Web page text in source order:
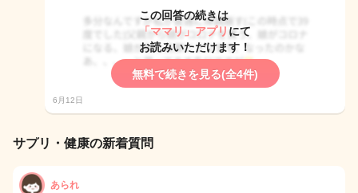
この回答の続きは
「ママリ」アプリ にて
お読みいただけます！
無料で続きを見る(全4件)
6月12日
サプリ・健康の新着質問
あられ